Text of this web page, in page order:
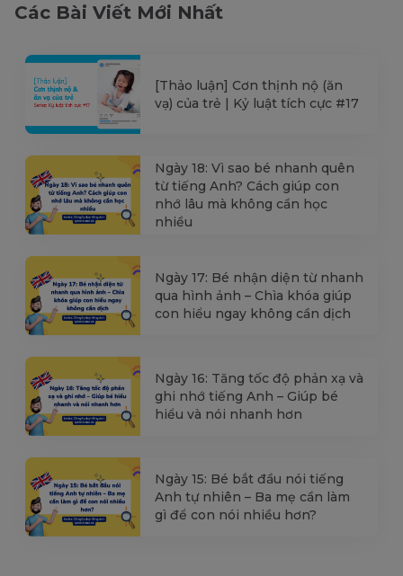
Các Bài Viết Mới Nhất
[Thảo luận] Cơn thịnh nộ (ăn
vạ) của trẻ | Kỷ luật tích cực #17
Ngày 18: Vì sao bé nhanh quên
từ tiếng Anh? Cách giúp con
nhớ lâu mà không cần học
nhiều
Ngày 17: Bé nhận diện từ nhanh
qua hình ảnh – Chìa khóa giúp
con hiểu ngay không cần dịch
Ngày 16: Tăng tốc độ phản xạ và
ghi nhớ tiếng Anh – Giúp bé
hiểu và nói nhanh hơn
Ngày 15: Bé bắt đầu nói tiếng
Anh tự nhiên – Ba mẹ cần làm
gì để con nói nhiều hơn?